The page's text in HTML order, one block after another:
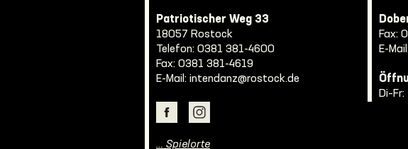
Patriotischer Weg 33
18057 Rostock
Telefon: 0381 381-4600
Fax: 0381 381-4619
E-Mail: intendanz@rostock.de
… Spielorte
Fax:
E-